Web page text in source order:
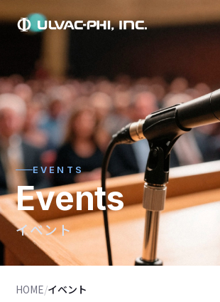
EVENTS
Events
イベント
HOME/イベント